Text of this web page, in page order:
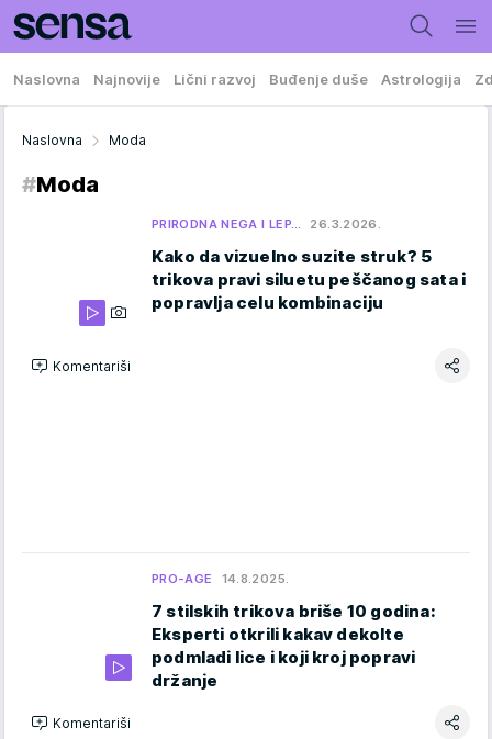
Naslovna Najnovije Lični razvoj Buđenje duše Astrologija
Naslovna Moda
#Moda
PRIRODNA NEGA I LEP… 26.3.2026.
Kako da vizuelno suzite struk? 5
trikova pravi siluetu peščanog sata i
popravlja celu kombinaciju
Komentariši
PRO-AGE 14.8.2025.
7 stilskih trikova briše 10 godina:
Eksperti otkrili kakav dekolte
podmladi lice i koji kroj popravi
držanje
Komentariši